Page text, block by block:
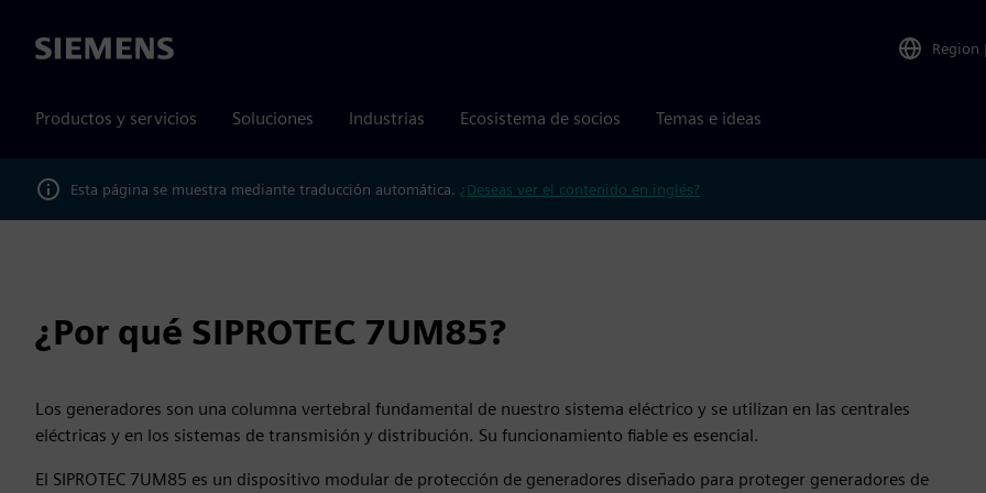
Siemens Region |
Productos y servicios Soluciones Industrias Ecosistema de socios Temas e ideas
Esta página se muestra mediante traducción automática. ¿Deseas ver el contenido en inglés?
¿Por qué SIPROTEC 7UM85?
Los generadores son una columna vertebral fundamental de nuestro sistema eléctrico y se utilizan en las centrales
eléctricas y en los sistemas de transmisión y distribución. Su funcionamiento fiable es esencial.
El SIPROTEC 7UM85 es un dispositivo modular de protección de generadores diseñado para proteger generadores de